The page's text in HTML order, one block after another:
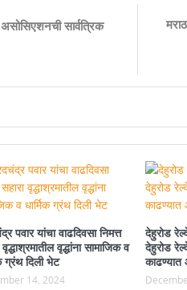
सार्वत्रिक
पवार यांचा वाढदिवसा निमत्त
वृद्धांना सामाजिक व
ग्रंथ दिली भेट
14, 2024
देहुरोड
देहुरोड
काढण्यात